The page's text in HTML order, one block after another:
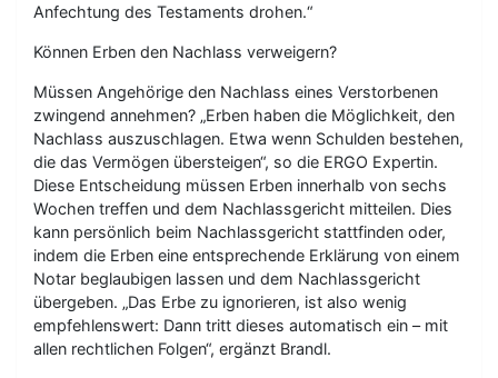
Anfechtung des Testaments drohen.“
Können Erben den Nachlass verweigern?
Müssen Angehörige den Nachlass eines Verstorbenen
zwingend annehmen? „Erben haben die Möglichkeit, den
Nachlass auszuschlagen. Etwa wenn Schulden bestehen,
die das Vermögen übersteigen“, so die ERGO Expertin.
Diese Entscheidung müssen Erben innerhalb von sechs
Wochen treffen und dem Nachlassgericht mitteilen. Dies
kann persönlich beim Nachlassgericht stattfinden oder,
indem die Erben eine entsprechende Erklärung von einem
Notar beglaubigen lassen und dem Nachlassgericht
übergeben. „Das Erbe zu ignorieren, ist also wenig
empfehlenswert: Dann tritt dieses automatisch ein – mit
allen rechtlichen Folgen“, ergänzt Brandl.